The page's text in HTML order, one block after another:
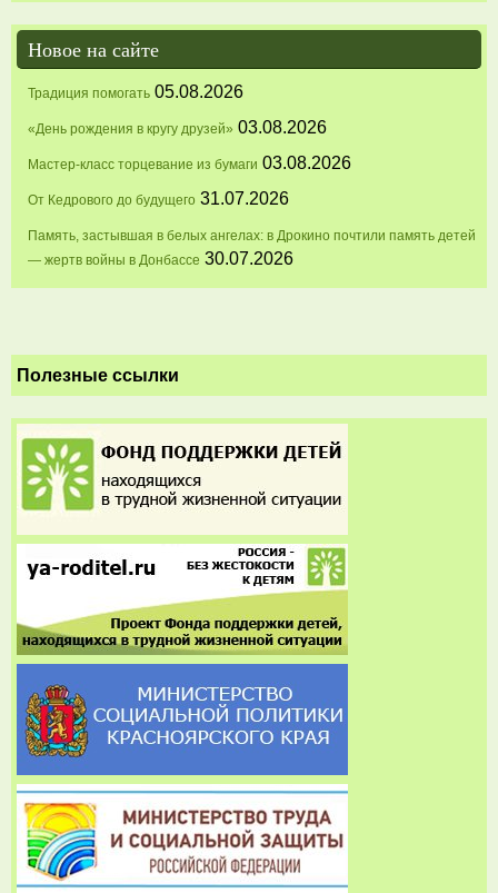
Новое на сайте
Традиция помогать 05.08.2026
«День рождения в кругу друзей» 03.08.2026
Мастер-класс торцевание из бумаги 03.08.2026
От Кедрового до будущего 31.07.2026
Память, застывшая в белых ангелах: в Дрокино почтили память детей
— жертв войны в Донбассе 30.07.2026
Полезные ссылки